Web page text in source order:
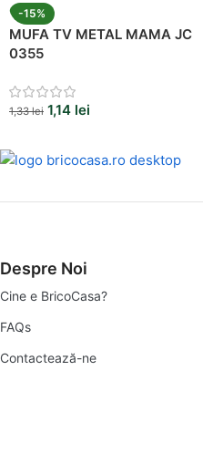
-15%
MUFA TV METAL MAMA JC
0355
1,33lei 1,14 lei
Despre Noi
Cine e BricoCasa?
FAQs
Contactează-ne